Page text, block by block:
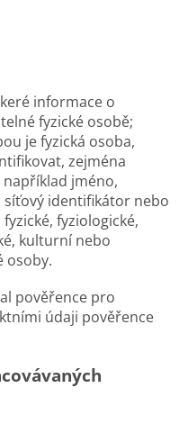
informace o
fyzické osobě;
je fyzická osoba,
zejména
jméno,
síťový identifikátor nebo
fyziologické,
kulturní nebo
osoby.
pověřence pro
údaji pověřence